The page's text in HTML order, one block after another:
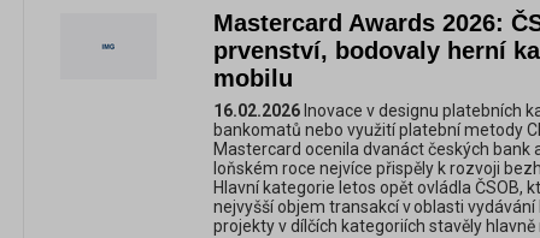
Mastercard Awards 2026:
prvenství, bodovaly herní
mobilu
16.02.2026 Inovace v designu platebních
bankomatů nebo využití platební metody
Mastercard ocenila dvanáct českých bank
loňském roce nejvíce přispěly k rozvoji
Hlavní kategorie letos opět ovládla ČSOB,
nejvyšší objem transakcí v oblasti
projekty v dílčích kategoriích stavěly